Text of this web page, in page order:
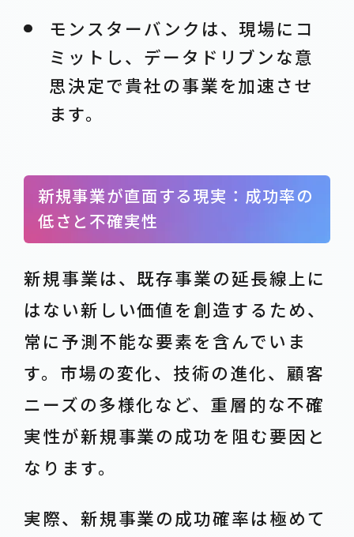
モンスターバンクは、現場にコ
ミットし、データドリブンな意
思決定で貴社の事業を加速させ
ます。
新規事業が直面する現実：成功率の
低さと不確実性
新規事業は、既存事業の延長線上に
はない新しい価値を創造するため、
常に予測不能な要素を含んでいま
す。市場の変化、技術の進化、顧客
ニーズの多様化など、重層的な不確
実性が新規事業の成功を阻む要因と
なります。
実際、新規事業の成功確率は極めて